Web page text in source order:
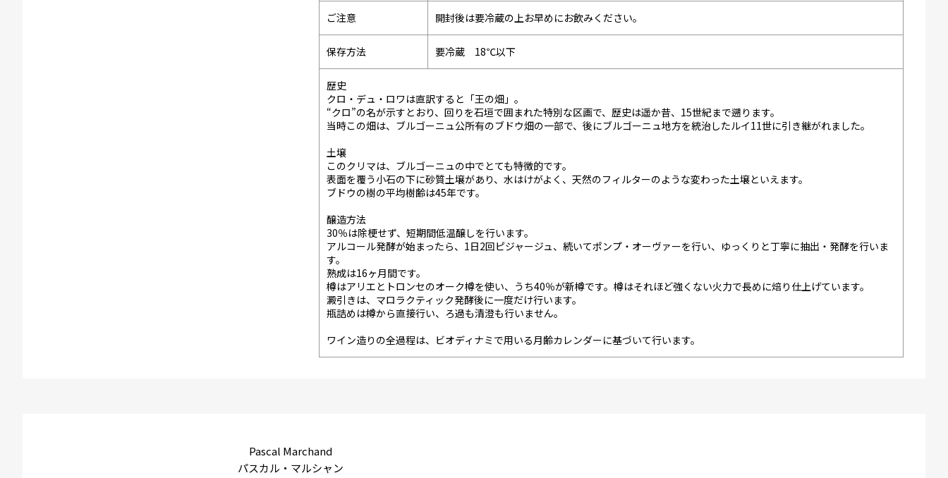
ご注意 開封後は要冷蔵の上お早めにお飲みください。
保存方法 要冷蔵 18℃以下
歴史
クロ・デュ・ロワは直訳すると「王の畑」。
“クロ”の名が示すとおり、回りを石垣で囲まれた特別な区画で、歴史は遥か昔、15世紀まで遡ります。
当時この畑は、ブルゴーニュ公所有のブドウ畑の一部で、後にブルゴーニュ地方を統治したルイ11世に引き継がれました。
土壌
このクリマは、ブルゴーニュの中でとても特徴的です。
表面を覆う小石の下に砂質土壌があり、水はけがよく、天然のフィルターのような変わった土壌といえます。
ブドウの樹の平均樹齢は45年です。
醸造方法
30％は除梗せず、短期間低温醸しを行います。
アルコール発酵が始まったら、1日2回ピジャージュ、続いてポンプ・オーヴァーを行い、ゆっくりと丁寧に抽出・発酵を行いま
す。
熟成は16ヶ月間です。
樽はアリエとトロンセのオーク樽を使い、うち40％が新樽です。樽はそれほど強くない火力で長めに焙り仕上げています。
澱引きは、マロラクティック発酵後に一度だけ行います。
瓶詰めは樽から直接行い、ろ過も清澄も行いません。
ワイン造りの全過程は、ビオディナミで用いる月齢カレンダーに基づいて行います。
Pascal Marchand
パスカル・マルシャン